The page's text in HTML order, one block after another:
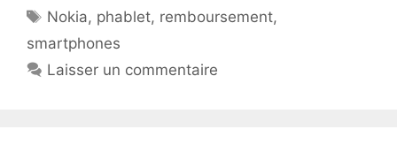
Étiquettes
Nokia, phablet, remboursement,
smartphones
Laisser un commentaire